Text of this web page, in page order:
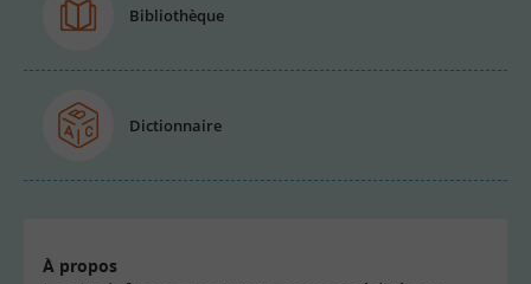
Bibliothèque
Dictionnaire
À propos